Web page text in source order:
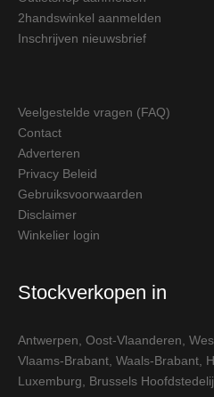
2handswinkel aanmelden
Inschrijven nieuwsbrief
Veelgestelde vragen (FAQ)
Contact
Adverteren
Privacy Beleid
Gebruiksvoorwaarden
Disclaimer
Winkelier login
Stockverkopen in
Antwerpen Oost-Vlaanderen
Vlaams-Brabant Waals-Brabant
Luxemburg
Brussels